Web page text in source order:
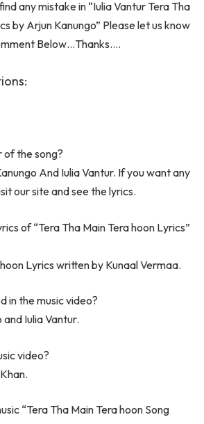
any mistake in “Iulia Vantur Tera Tha
by Arjun Kanungo” Please let us know
Below…Thanks….
of the song?
And Iulia Vantur. If you want any
our site and see the lyrics.
of “Tera Tha Main Tera hoon Lyrics”
Lyrics written by Kunaal Vermaa.
in the music video?
Iulia Vantur.
video?
“Tera Tha Main Tera hoon Song